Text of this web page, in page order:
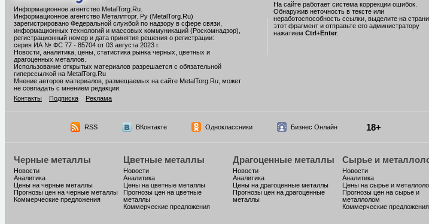
Информационное агентство MetalTorg.Ru
Информационное агентство Металлторг. Ру (MetalTorg.Ru)
зарегистрировано Федеральной службой по надзору в сфере связи,
информационных технологий и массовых коммуникаций (Роскомнадзор),
регистрационный номер и дата принятия решения о регистрации:
серия ИА № ФС 77 - 85704 от 03 августа 2023 г.
Новости, аналитика, цены, статистика рынка черных, цветных и
драгоценных металлов.
Использование открытых материалов разрешается с обязательной
гиперссылкой на MetalTorg.Ru
Мнение авторов материалов, размещаемых на сайте MetalTorg.Ru, может
не совпадать с мнением редакции.
Контакты
Подписка Реклама
На сайте работает система коррекции ошибок.
Обнаружив неточность в тексте или
неработоспособность ссылки, выделите на
этот фрагмент и отправьте его администратору
нажатием Ctrl+Enter
RSS ВКонтакте Одноклассники Бизнес Онлайн 18+
Черные металлы
Новости
Аналитика
Цены на черные металлы
Прогнозы цен на черные металлы
Коммерческие предложения
Цветные металлы
Новости
Аналитика
Цены на цветные металлы
Прогнозы цен на цветные
металлы
Коммерческие предложения
Драгоценные металлы
Новости
Аналитика
Цены на драгоценные металлы
Прогнозы цен на драгоценные
металлы
Сырье и
Новости
Аналитика
Цены на сырье и
Прогнозы цен на сырье и
металлолом
Коммерческие предложения